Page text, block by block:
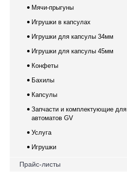
Мячи-прыгуны
Игрушки в капсулах
Игрушки для капсулы 34мм
Игрушки для капсулы 45мм
Конфеты
Бахилы
Капсулы
Запчасти и комплектующие для
автоматов GV
Услуга
Игрушки
Прайс-листы